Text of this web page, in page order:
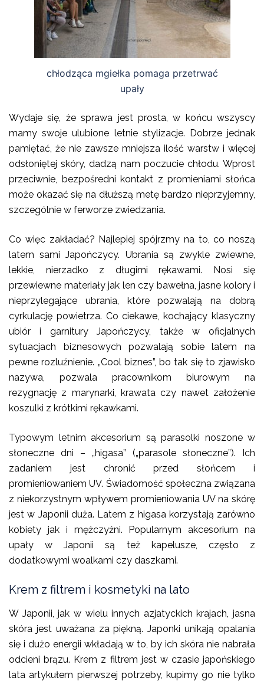
chłodząca mgiełka pomaga przetrwać
upały
Wydaje się, że sprawa jest prosta, w końcu wszyscy
mamy swoje ulubione letnie stylizacje. Dobrze jednak
pamiętać, że nie zawsze mniejsza ilość warstw i więcej
odsłoniętej skóry, dadzą nam poczucie chłodu. Wprost
przeciwnie, bezpośredni kontakt z promieniami słońca
może okazać się na dłuższą metę bardzo nieprzyjemny,
szczególnie w ferworze zwiedzania.
Co więc zakładać? Najlepiej spójrzmy na to, co noszą
latem sami Japończycy. Ubrania są zwykle zwiewne,
lekkie, nierzadko z długimi rękawami. Nosi się
przewiewne materiały jak len czy bawełna, jasne kolory i
nieprzylegające ubrania, które pozwalają na dobrą
cyrkulację powietrza. Co ciekawe, kochający klasyczny
ubiór i garnitury Japończycy, także w oficjalnych
sytuacjach biznesowych pozwalają sobie latem na
pewne rozluźnienie. „Cool biznes”, bo tak się to zjawisko
nazywa, pozwala pracownikom biurowym na
rezygnację z marynarki, krawata czy nawet założenie
koszulki z krótkimi rękawkami.
Typowym letnim akcesorium są parasolki noszone w
słoneczne dni – „higasa” („parasole słoneczne”). Ich
zadaniem jest chronić przed słońcem i
promieniowaniem UV. Świadomość społeczna związana
z niekorzystnym wpływem promieniowania UV na skórę
jest w Japonii duża. Latem z higasa korzystają zarówno
kobiety jak i mężczyźni. Popularnym akcesorium na
upały w Japonii są też kapelusze, często z
dodatkowymi woalkami czy daszkami.
Krem z filtrem i kosmetyki na lato
W Japonii, jak w wielu innych azjatyckich krajach, jasna
skóra jest uważana za piękną. Japonki unikają opalania
się i dużo energii wkładają w to, by ich skóra nie nabrała
odcieni brązu. Krem z filtrem jest w czasie japońskiego
lata artykułem pierwszej potrzeby, kupimy go nie tylko